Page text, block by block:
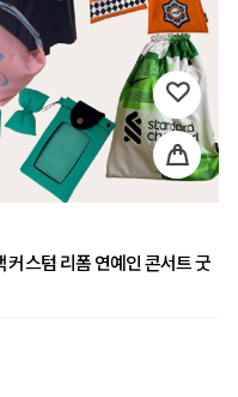
커스텀 리폼 연예인 콘서트 굿